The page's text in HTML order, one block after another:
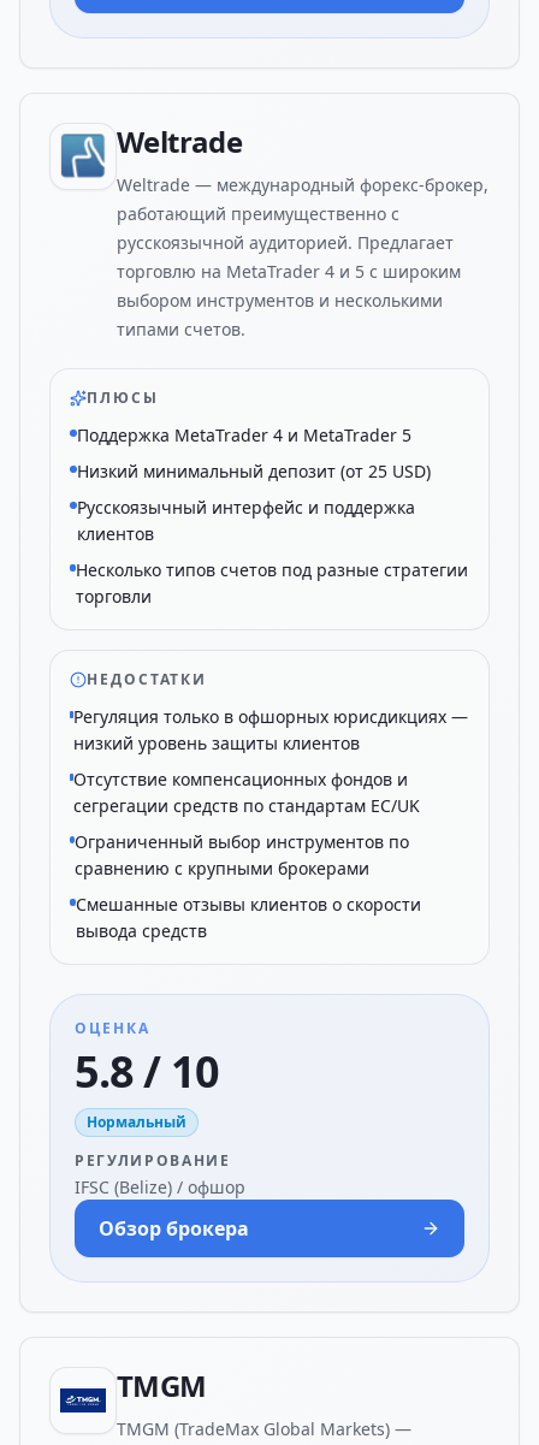
Weltrade
Weltrade — международный форекс-брокер,
работающий преимущественно с
русскоязычной аудиторией. Предлагает
торговлю на MetaTrader 4 и 5 с широким
выбором инструментов и несколькими
типами счетов.
ПЛЮСЫ
Поддержка MetaTrader 4 и MetaTrader 5
Низкий минимальный депозит (от 25 USD)
Русскоязычный интерфейс и поддержка
клиентов
Несколько типов счетов под разные стратегии
торговли
НЕДОСТАТКИ
Регуляция только в офшорных юрисдикциях —
низкий уровень защиты клиентов
Отсутствие компенсационных фондов и
сегрегации средств по стандартам ЕС/UK
Ограниченный выбор инструментов по
сравнению с крупными брокерами
Смешанные отзывы клиентов о скорости
вывода средств
ОЦЕНКА
5.8 / 10
Нормальный
РЕГУЛИРОВАНИЕ
IFSC (Belize) / офшор
Обзор брокера
TMGM
TMGM (TradeMax Global Markets) —